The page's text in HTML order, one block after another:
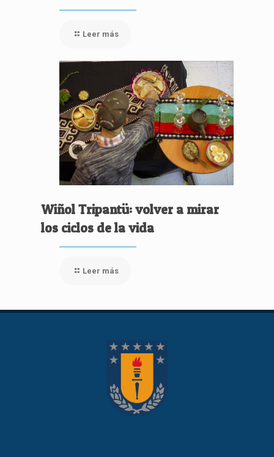
Leer más
Wiñol Tripantü: volver a mirar
los ciclos de la vida
Leer más